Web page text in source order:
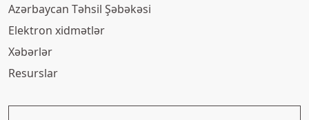
Azərbaycan Təhsil Şəbəkəsi
Elektron xidmətlər
Xəbərlər
Resurslar